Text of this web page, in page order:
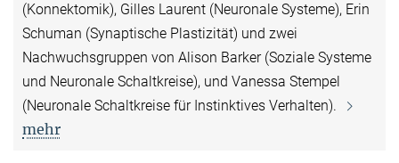
(Konnektomik), Gilles Laurent (Neuronale Systeme), Erin
Schuman (Synaptische Plastizität) und zwei
Nachwuchsgruppen von Alison Barker (Soziale Systeme
und Neuronale Schaltkreise), und Vanessa Stempel
(Neuronale Schaltkreise für Instinktives Verhalten).
mehr